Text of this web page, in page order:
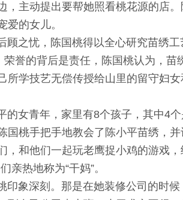
，主动提出要帮她照看桃花源的店
爱的女儿。
之忧，陈国桃得以全心研究苗绣工
荣誉的背后是责任，陈国桃认为，
所学技艺无偿传授给山里的留守妇
女青年，家里有8个孩子，其中4个
国桃手把手地教会了陈小平苗绣，
，和他们一起玩老鹰捉小鸡的游戏
亲热地称为“干妈”。
象深刻。那是在她装修公司的时候